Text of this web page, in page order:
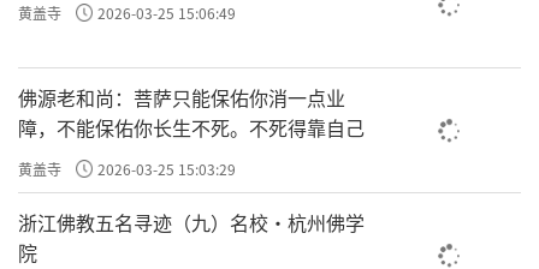
黄盖寺 2026-03-25 15:06:49
佛源老和尚：菩萨只能保佑你消一点业
障，不能保佑你长生不死。不死得靠自己
黄盖寺 2026-03-25 15:03:29
浙江佛教五名寻迹（九）名校·杭州佛学
院